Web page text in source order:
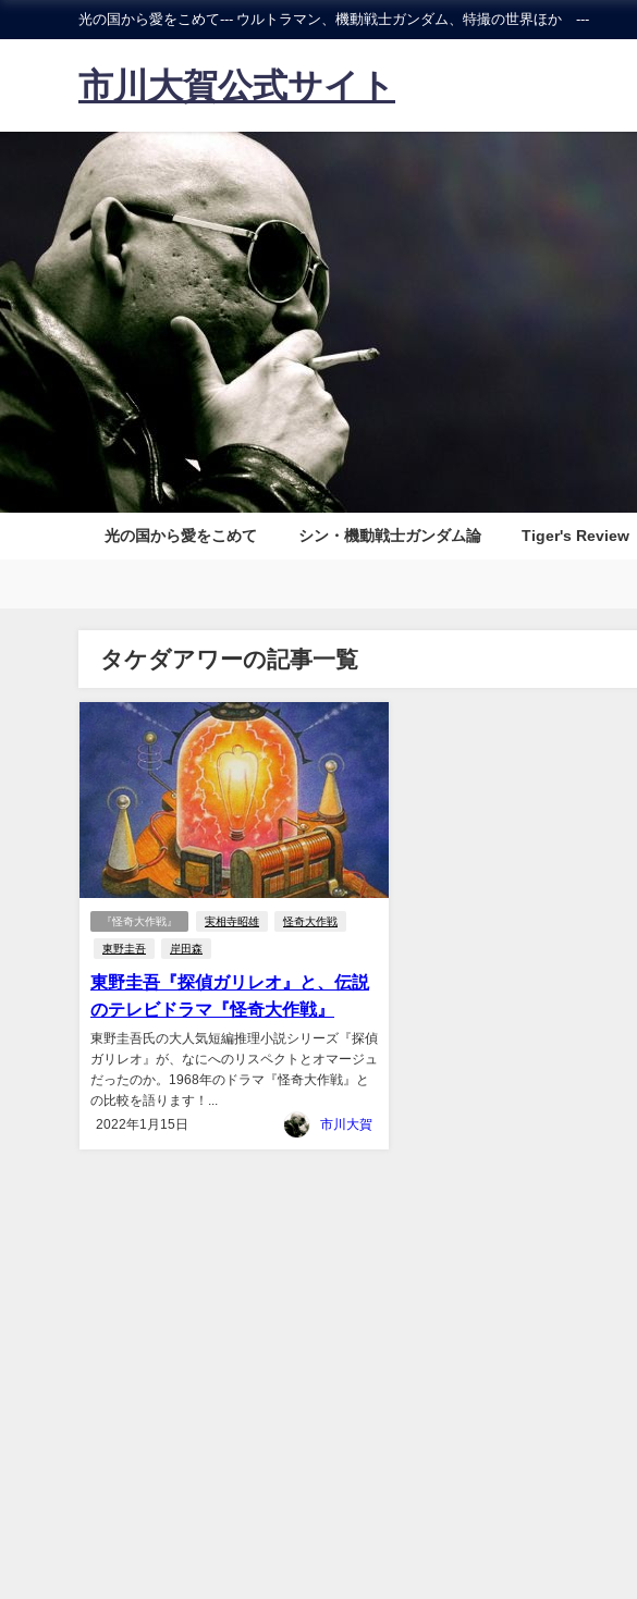
光の国から愛をこめて--- ウルトラマン、機動戦士ガンダム、特撮の世界ほか ---
市川大賀公式サイト
光の国から愛をこめて シン・機動戦士ガンダム論 Tiger's Review
タケダアワーの記事一覧
『怪奇大作戦』 実相寺昭雄 怪奇大作戦
東野圭吾 岸田森
東野圭吾『探偵ガリレオ』と、伝説
のテレビドラマ『怪奇大作戦』
東野圭吾氏の大人気短編推理小説シリーズ『探偵
ガリレオ』が、なにへのリスペクトとオマージュ
だったのか。1968年のドラマ『怪奇大作戦』と
の比較を語ります！...
2022年1月15日
市川大賀